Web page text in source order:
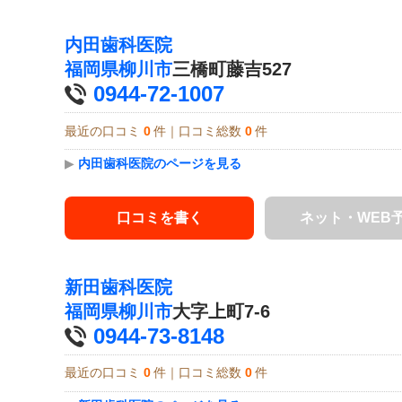
内田歯科医院
福岡県柳川市三橋町藤吉527
0944-72-1007
最近の口コミ 0 件｜口コミ総数 0 件
▶ 内田歯科医院のページを見る
口コミを書く ネット・WEB
新田歯科医院
福岡県柳川市大字上町7-6
0944-73-8148
最近の口コミ 0 件｜口コミ総数 0 件